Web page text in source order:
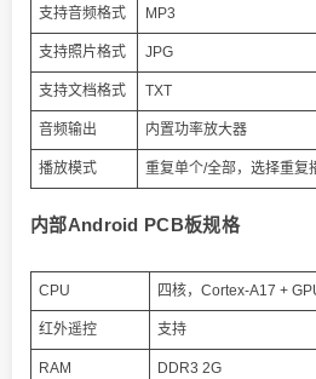
支持音频格式 MP3
支持照片格式 JPG
支持文档格式 TXT
音频输出 内置功率放大器
播放模式 重复单个/全部，选择重复
内部Android PCB板规格
CPU 四核，Cortex-A17 +
红外遥控 支持
RAM DDR3 2G